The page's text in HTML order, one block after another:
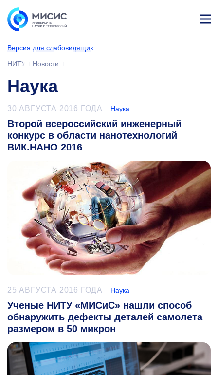
Версия для слабовидящих
НИТУ МИСИС
Новости
Наука
30 АВГУСТА 2016 ГОДА Наука
Второй всероссийский инженерный
конкурс в области нанотехнологий
ВИК.НАНО 2016
25 АВГУСТА 2016 ГОДА Наука
Ученые НИТУ «МИСиС» нашли способ
обнаружить дефекты деталей самолета
размером в 50 микрон